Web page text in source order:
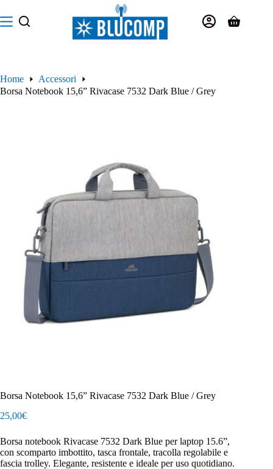
al
contenuto
Carrello
Home
Accessori
Borsa Notebook 15,6” Rivacase 7532 Dark Blue / Grey
Borsa Notebook 15,6” Rivacase 7532 Dark Blue / Grey
25,00€
Borsa notebook Rivacase 7532 Dark Blue per laptop 15.6”,
con scomparto imbottito, tasca frontale, tracolla regolabile e
fascia trolley. Elegante, resistente e ideale per uso quotidiano.